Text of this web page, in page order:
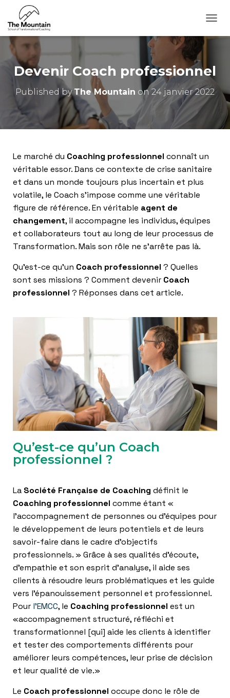
U
R
F
N
T
Devenir Coach professionnel
Published byThe Mountain on24 janvier 2022
Le marché du Coaching professionnel connaît un
véritable essor. Dans ce contexte de crise sanitaire
et dans un monde toujours plus incertain et plus
volatile, le Coach s’impose comme une véritable
figure de référence. En véritable agent de
changement, il accompagne les individus, équipes
et collaborateurs tout au long de leur processus de
Transformation. Mais son rôle ne s’arrête pas là.
Qu’est-ce qu’un Coach professionnel ? Quelles
sont ses missions ? Comment devenir Coach
professionnel ? Réponses dans cet article.
Qu’est-ce qu’un Coach
professionnel ?
La Société Française de Coaching définit le
Coaching professionnel comme étant «
l’accompagnement de personnes ou d’équipes pour
le développement de leurs potentiels et de leurs
savoir-faire dans le cadre d’objectifs
professionnels. » Grâce à ses qualités d’écoute,
d’empathie et son esprit d’analyse, il aide ses
clients à résoudre leurs problématiques et les guide
vers l’épanouissement personnel et professionnel.
Pour l’EMCC, le Coaching professionnel est un
«accompagnement structuré, réfléchi et
transformationnel [qui] aide les clients à identifier
et tester des comportements différents pour
améliorer leurs compétences, leur prise de décision
et leur qualité de vie.»
Le Coach professionnel occupe donc le rôle de